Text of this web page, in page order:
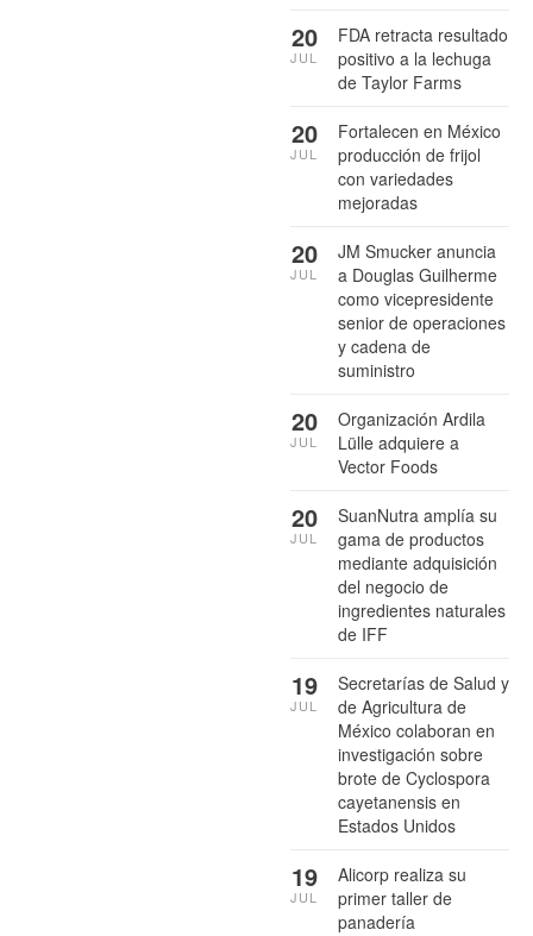
FDA retracta resultado
positivo a la lechuga
de Taylor Farms
20
JUL
Fortalecen en México
producción de frijol
con variedades
mejoradas
20
JUL
JM Smucker anuncia
a Douglas Guilherme
como vicepresidente
senior de operaciones
y cadena de
suministro
20
JUL
Organización Ardila
Lülle adquiere a
Vector Foods
20
JUL
SuanNutra amplía su
gama de productos
mediante adquisición
del negocio de
ingredientes naturales
de IFF
20
JUL
Secretarías de Salud y
de Agricultura de
México colaboran en
investigación sobre
brote de Cyclospora
cayetanensis en
Estados Unidos
19
JUL
Alicorp realiza su
primer taller de
panadería
19
JUL